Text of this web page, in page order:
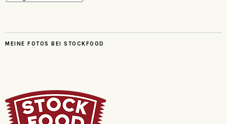
MEINE FOTOS BEI STOCKFOOD